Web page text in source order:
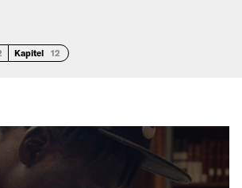
Kapitel 12